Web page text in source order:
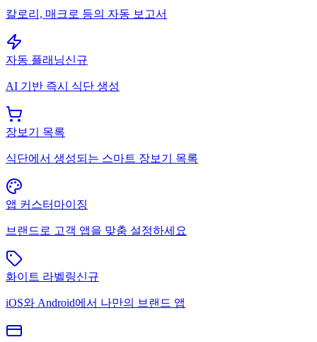
칼로리, 매크로 등의 자동 보고서
자동 플래닝신규
AI 기반 즉시 식단 생성
장보기 목록
식단에서 생성되는 스마트 장보기 목록
앱 커스터마이징
브랜드로 고객 앱을 맞춤 설정하세요
화이트 라벨링신규
iOS와 Android에서 나만의 브랜드 앱